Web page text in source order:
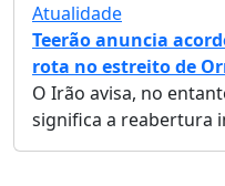
Atualidade
Teerão anuncia
rota no estreito de
O Irão avisa, no
significa a reabertura